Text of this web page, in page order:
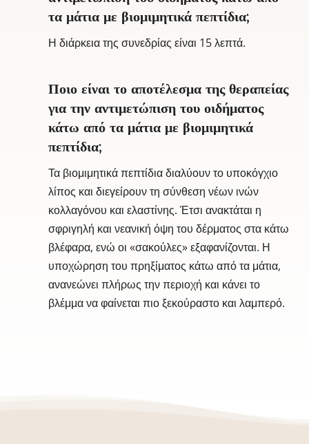
τα μάτια με βιομιμητικά πεπτίδια;
Η διάρκεια της συνεδρίας είναι 15 λεπτά.
Ποιο είναι το αποτέλεσμα της θεραπείας
για την αντιμετώπιση του οιδήματος
κάτω από τα μάτια με βιομιμητικά
πεπτίδια;
Τα βιομιμητικά πεπτίδια διαλύουν το υποκόγχιο
λίπος και διεγείρουν τη σύνθεση νέων ινών
κολλαγόνου και ελαστίνης. Έτσι ανακτάται η
σφριγηλή και νεανική όψη του δέρματος στα κάτω
βλέφαρα, ενώ οι «σακούλες» εξαφανίζονται. Η
υποχώρηση του πρηξίματος κάτω από τα μάτια,
ανανεώνει πλήρως την περιοχή και κάνει το
βλέμμα να φαίνεται πιο ξεκούραστο και λαμπερό.